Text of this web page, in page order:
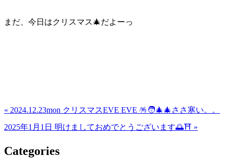
まだ、今日はクリスマス🎄だよーっ
« 2024.12.23mon クリスマスEVE EVE 🪅🧑‍🎄🎄ささ寒い。。
2025年1月1日 明けましておめでとうございます🌅⛩️ »
Categories